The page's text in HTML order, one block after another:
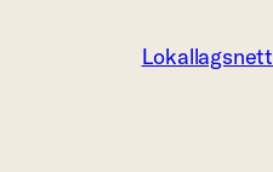
Lokallagsnett